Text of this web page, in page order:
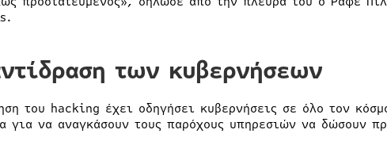
των κυβερνήσεων
του hacking έχει οδηγήσει κυβερνήσεις σε όλο τον
για να αναγκάσουν τους παρόχους υπηρεσιών να δώσουν